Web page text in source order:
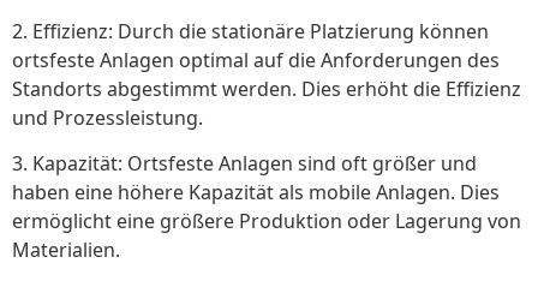
2. Effizienz: Durch die stationäre Platzierung können
ortsfeste Anlagen optimal auf die Anforderungen des
Standorts abgestimmt werden. Dies erhöht die Effizienz
und Prozessleistung.
3. Kapazität: Ortsfeste Anlagen sind oft größer und
haben eine höhere Kapazität als mobile Anlagen. Dies
ermöglicht eine größere Produktion oder Lagerung von
Materialien.